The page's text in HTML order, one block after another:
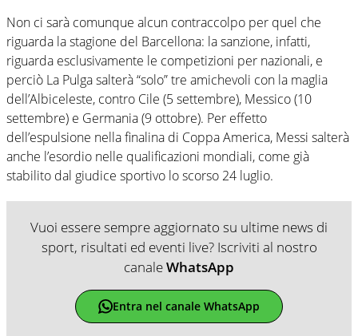
Non ci sarà comunque alcun contraccolpo per quel che
riguarda la stagione del Barcellona: la sanzione, infatti,
riguarda esclusivamente le competizioni per nazionali, e
perciò La Pulga salterà “solo” tre amichevoli con la maglia
dell’Albiceleste, contro Cile (5 settembre), Messico (10
settembre) e Germania (9 ottobre). Per effetto
dell’espulsione nella finalina di Coppa America, Messi salterà
anche l’esordio nelle qualificazioni mondiali, come già
stabilito dal giudice sportivo lo scorso 24 luglio.
Vuoi essere sempre aggiornato su ultime news di
sport, risultati ed eventi live? Iscriviti al nostro
canaleWhatsApp
Entra nel canale WhatsApp